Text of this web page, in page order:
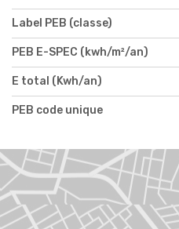
Label PEB (classe)
PEB E-SPEC (kwh/m²/an)
E total (Kwh/an)
PEB code unique